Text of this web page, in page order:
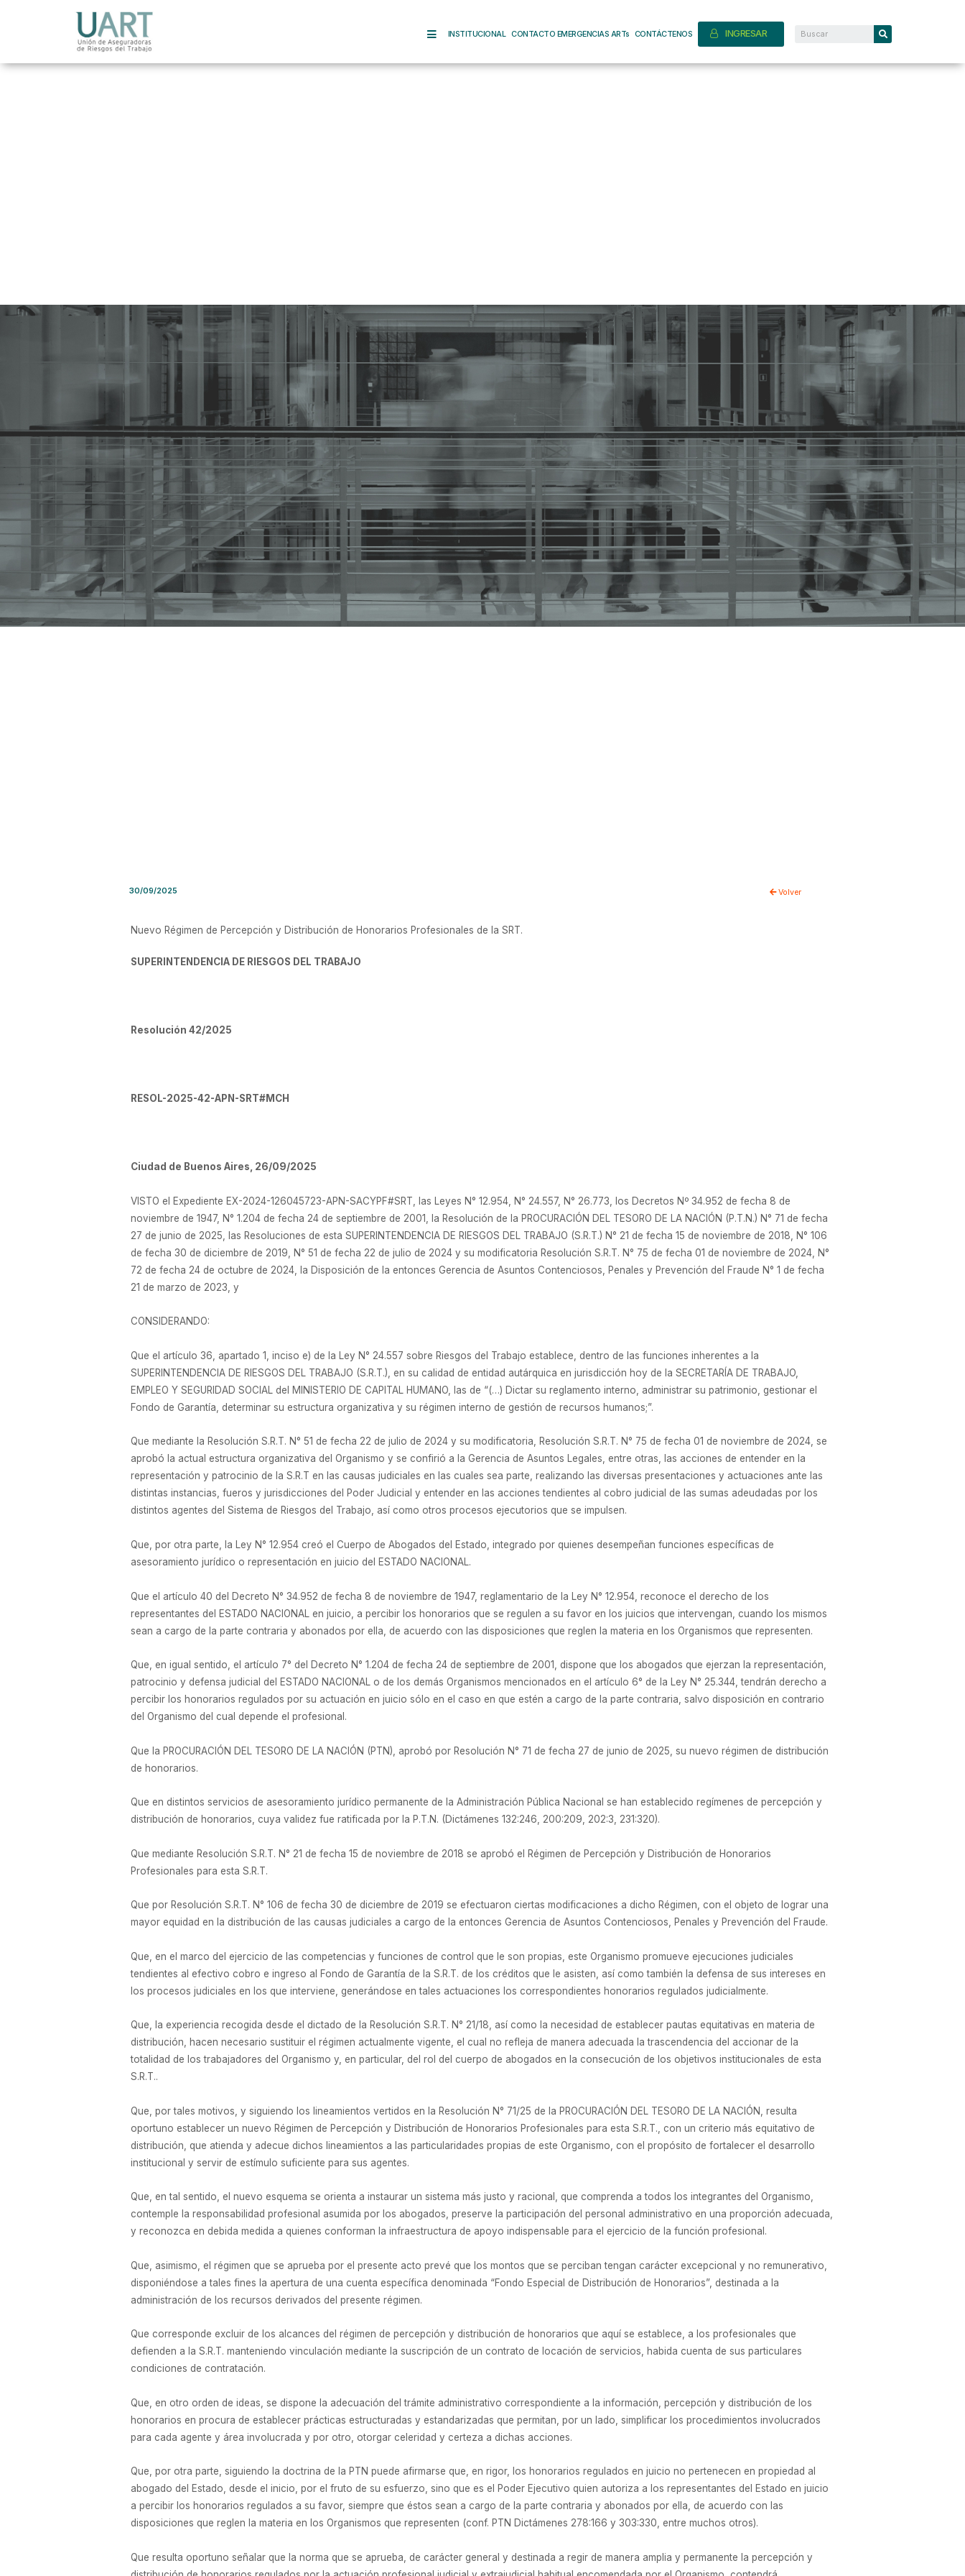
INSTITUCIONAL CONTACTO EMERGENCIAS ARTs CONTÁCTENOS INGRESAR
30/09/2025 Volver
Nuevo Régimen de Percepción y Distribución de Honorarios Profesionales de la SRT.
SUPERINTENDENCIA DE RIESGOS DEL TRABAJO
Resolución 42/2025
RESOL-2025-42-APN-SRT#MCH
Ciudad de Buenos Aires, 26/09/2025
VISTO el Expediente EX-2024-126045723-APN-SACYPF#SRT, las Leyes N° 12.954, N° 24.557, N° 26.773, los Decretos Nº 34.952 de fecha 8 de
noviembre de 1947, N° 1.204 de fecha 24 de septiembre de 2001, la Resolución de la PROCURACIÓN DEL TESORO DE LA NACIÓN (P.T.N.) N° 71 de fecha
27 de junio de 2025, las Resoluciones de esta SUPERINTENDENCIA DE RIESGOS DEL TRABAJO (S.R.T.) N° 21 de fecha 15 de noviembre de 2018, N° 106
de fecha 30 de diciembre de 2019, N° 51 de fecha 22 de julio de 2024 y su modificatoria Resolución S.R.T. N° 75 de fecha 01 de noviembre de 2024, N°
72 de fecha 24 de octubre de 2024, la Disposición de la entonces Gerencia de Asuntos Contenciosos, Penales y Prevención del Fraude N° 1 de fecha
21 de marzo de 2023, y
CONSIDERANDO:
Que el artículo 36, apartado 1, inciso e) de la Ley N° 24.557 sobre Riesgos del Trabajo establece, dentro de las funciones inherentes a la
SUPERINTENDENCIA DE RIESGOS DEL TRABAJO (S.R.T.), en su calidad de entidad autárquica en jurisdicción hoy de la SECRETARÍA DE TRABAJO,
EMPLEO Y SEGURIDAD SOCIAL del MINISTERIO DE CAPITAL HUMANO, las de “(…) Dictar su reglamento interno, administrar su patrimonio, gestionar el
Fondo de Garantía, determinar su estructura organizativa y su régimen interno de gestión de recursos humanos;”.
Que mediante la Resolución S.R.T. N° 51 de fecha 22 de julio de 2024 y su modificatoria, Resolución S.R.T. N° 75 de fecha 01 de noviembre de 2024, se
aprobó la actual estructura organizativa del Organismo y se confirió a la Gerencia de Asuntos Legales, entre otras, las acciones de entender en la
representación y patrocinio de la S.R.T en las causas judiciales en las cuales sea parte, realizando las diversas presentaciones y actuaciones ante las
distintas instancias, fueros y jurisdicciones del Poder Judicial y entender en las acciones tendientes al cobro judicial de las sumas adeudadas por los
distintos agentes del Sistema de Riesgos del Trabajo, así como otros procesos ejecutorios que se impulsen.
Que, por otra parte, la Ley N° 12.954 creó el Cuerpo de Abogados del Estado, integrado por quienes desempeñan funciones específicas de
asesoramiento jurídico o representación en juicio del ESTADO NACIONAL.
Que el artículo 40 del Decreto N° 34.952 de fecha 8 de noviembre de 1947, reglamentario de la Ley N° 12.954, reconoce el derecho de los
representantes del ESTADO NACIONAL en juicio, a percibir los honorarios que se regulen a su favor en los juicios que intervengan, cuando los mismos
sean a cargo de la parte contraria y abonados por ella, de acuerdo con las disposiciones que reglen la materia en los Organismos que representen.
Que, en igual sentido, el artículo 7° del Decreto N° 1.204 de fecha 24 de septiembre de 2001, dispone que los abogados que ejerzan la representación,
patrocinio y defensa judicial del ESTADO NACIONAL o de los demás Organismos mencionados en el artículo 6° de la Ley N° 25.344, tendrán derecho a
percibir los honorarios regulados por su actuación en juicio sólo en el caso en que estén a cargo de la parte contraria, salvo disposición en contrario
del Organismo del cual depende el profesional.
Que la PROCURACIÓN DEL TESORO DE LA NACIÓN (PTN), aprobó por Resolución N° 71 de fecha 27 de junio de 2025, su nuevo régimen de distribución
de honorarios.
Que en distintos servicios de asesoramiento jurídico permanente de la Administración Pública Nacional se han establecido regímenes de percepción y
distribución de honorarios, cuya validez fue ratificada por la P.T.N. (Dictámenes 132:246, 200:209, 202:3, 231:320).
Que mediante Resolución S.R.T. N° 21 de fecha 15 de noviembre de 2018 se aprobó el Régimen de Percepción y Distribución de Honorarios
Profesionales para esta S.R.T.
Que por Resolución S.R.T. N° 106 de fecha 30 de diciembre de 2019 se efectuaron ciertas modificaciones a dicho Régimen, con el objeto de lograr una
mayor equidad en la distribución de las causas judiciales a cargo de la entonces Gerencia de Asuntos Contenciosos, Penales y Prevención del Fraude.
Que, en el marco del ejercicio de las competencias y funciones de control que le son propias, este Organismo promueve ejecuciones judiciales
tendientes al efectivo cobro e ingreso al Fondo de Garantía de la S.R.T. de los créditos que le asisten, así como también la defensa de sus intereses en
los procesos judiciales en los que interviene, generándose en tales actuaciones los correspondientes honorarios regulados judicialmente.
Que, la experiencia recogida desde el dictado de la Resolución S.R.T. N° 21/18, así como la necesidad de establecer pautas equitativas en materia de
distribución, hacen necesario sustituir el régimen actualmente vigente, el cual no refleja de manera adecuada la trascendencia del accionar de la
totalidad de los trabajadores del Organismo y, en particular, del rol del cuerpo de abogados en la consecución de los objetivos institucionales de esta
S.R.T..
Que, por tales motivos, y siguiendo los lineamientos vertidos en la Resolución N° 71/25 de la PROCURACIÓN DEL TESORO DE LA NACIÓN, resulta
oportuno establecer un nuevo Régimen de Percepción y Distribución de Honorarios Profesionales para esta S.R.T., con un criterio más equitativo de
distribución, que atienda y adecue dichos lineamientos a las particularidades propias de este Organismo, con el propósito de fortalecer el desarrollo
institucional y servir de estímulo suficiente para sus agentes.
Que, en tal sentido, el nuevo esquema se orienta a instaurar un sistema más justo y racional, que comprenda a todos los integrantes del Organismo,
contemple la responsabilidad profesional asumida por los abogados, preserve la participación del personal administrativo en una proporción adecuada,
y reconozca en debida medida a quienes conforman la infraestructura de apoyo indispensable para el ejercicio de la función profesional.
Que, asimismo, el régimen que se aprueba por el presente acto prevé que los montos que se perciban tengan carácter excepcional y no remunerativo,
disponiéndose a tales fines la apertura de una cuenta específica denominada “Fondo Especial de Distribución de Honorarios”, destinada a la
administración de los recursos derivados del presente régimen.
Que corresponde excluir de los alcances del régimen de percepción y distribución de honorarios que aquí se establece, a los profesionales que
defienden a la S.R.T. manteniendo vinculación mediante la suscripción de un contrato de locación de servicios, habida cuenta de sus particulares
condiciones de contratación.
Que, en otro orden de ideas, se dispone la adecuación del trámite administrativo correspondiente a la información, percepción y distribución de los
honorarios en procura de establecer prácticas estructuradas y estandarizadas que permitan, por un lado, simplificar los procedimientos involucrados
para cada agente y área involucrada y por otro, otorgar celeridad y certeza a dichas acciones.
Que, por otra parte, siguiendo la doctrina de la PTN puede afirmarse que, en rigor, los honorarios regulados en juicio no pertenecen en propiedad al
abogado del Estado, desde el inicio, por el fruto de su esfuerzo, sino que es el Poder Ejecutivo quien autoriza a los representantes del Estado en juicio
a percibir los honorarios regulados a su favor, siempre que éstos sean a cargo de la parte contraria y abonados por ella, de acuerdo con las
disposiciones que reglen la materia en los Organismos que representen (conf. PTN Dictámenes 278:166 y 303:330, entre muchos otros).
Que resulta oportuno señalar que la norma que se aprueba, de carácter general y destinada a regir de manera amplia y permanente la percepción y